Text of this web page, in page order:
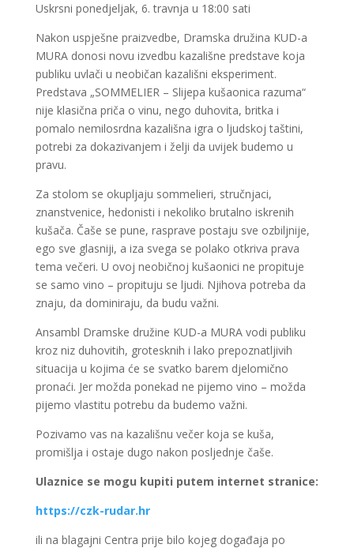
Uskrsni ponedjeljak, 6. travnja u 18:00 sati
Nakon uspješne praizvedbe, Dramska družina KUD-a
MURA donosi novu izvedbu kazališne predstave koja
publiku uvlači u neobičan kazališni eksperiment.
Predstava „SOMMELIER – Slijepa kušaonica razuma“
nije klasična priča o vinu, nego duhovita, britka i
pomalo nemilosrdna kazališna igra o ljudskoj taštini,
potrebi za dokazivanjem i želji da uvijek budemo u
pravu.
Za stolom se okupljaju sommelieri, stručnjaci,
znanstvenice, hedonisti i nekoliko brutalno iskrenih
kušača. Čaše se pune, rasprave postaju sve ozbiljnije,
ego sve glasniji, a iza svega se polako otkriva prava
tema večeri. U ovoj neobičnoj kušaonici ne propituje
se samo vino – propituju se ljudi. Njihova potreba da
znaju, da dominiraju, da budu važni.
Ansambl Dramske družine KUD-a MURA vodi publiku
kroz niz duhovitih, grotesknih i lako prepoznatljivih
situacija u kojima će se svatko barem djelomično
pronaći. Jer možda ponekad ne pijemo vino – možda
pijemo vlastitu potrebu da budemo važni.
Pozivamo vas na kazališnu večer koja se kuša,
promišlja i ostaje dugo nakon posljednje čaše.
Ulaznice se mogu kupiti putem internet stranice:
https://czk-rudar.hr
ili na blagajni Centra prije bilo kojeg događaja po